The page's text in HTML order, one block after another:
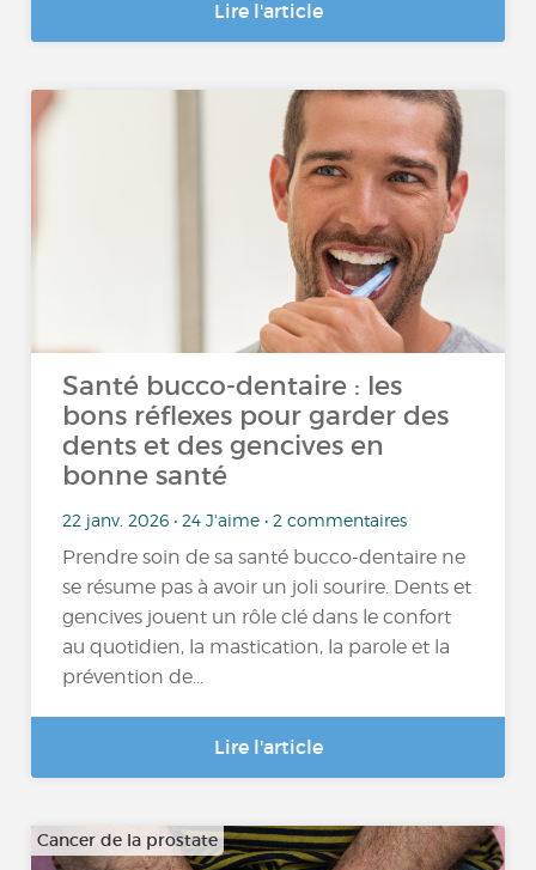
Lire l'article
Santé bucco-dentaire : les
bons réflexes pour garder des
dents et des gencives en
bonne santé
22 janv. 2026 • 24 J'aime • 2 commentaires
Prendre soin de sa santé bucco-dentaire ne
se résume pas à avoir un joli sourire. Dents et
gencives jouent un rôle clé dans le confort
au quotidien, la mastication, la parole et la
prévention de...
Lire l'article
Cancer de la prostate